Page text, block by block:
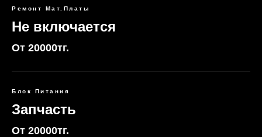
Ремонт Мат.Платы
Не включается
От 20000тг.
Блок Питания
Запчасть
От 20000тг.